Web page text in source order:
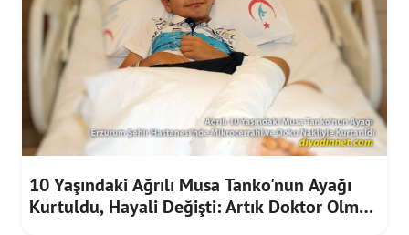
10 Yaşındaki Ağrılı Musa Tanko'nun Ayağı
Kurtuldu, Hayali Değişti: Artık Doktor Olmak